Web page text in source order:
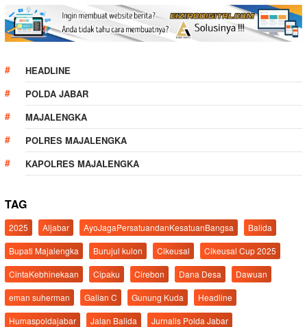
HEADLINE
POLDA JABAR
MAJALENGKA
POLRES MAJALENGKA
KAPOLRES MAJALENGKA
TAG
2025 Aljabar AyoJagaPersatuandanKesatuanBangsa
Balida
Bupati Majalengka
Burujul kulon Cikeusal
Cikeusal Cup 2025
CintaKebhinekaan
Cipaku Cirebon Dana Desa
Dawuan
eman suherman
Galian C Gunung Kuda
Headline
Humaspoldajabar
Jalan Balida
Jurnalis Polda Jabar